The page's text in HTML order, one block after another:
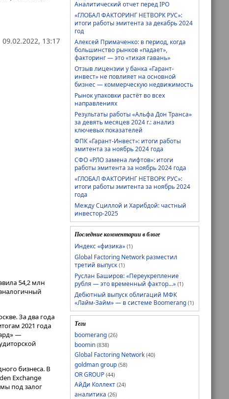
09.02.2022, 13:17
54,2 млн
За два года
2021 года
—
бизнеса. В
Exchange
под залог
Аналитический отчет перед IPO
«ГЛОБАЛ ФАКТОРИНГ НЕТВОРК РУС»:
итоги работы эмитента за декабрь 2024
год
Алексей Примаченко: в период, когда
большинство рынков «падает»,
факторинг — это «тихая гавань»
Отзыв лицензии у банка «Гарант-
инвест» не повлияет на основной
бизнес — коммерческую недвижимость
Рынок упаковки растёт во всех
направлениях
Результаты работы «Альфа Дон Транса»
за девять месяцев 2024 г.: анализ
ключевых показателей
ФПК «Гарант-Инвест»: итоги работы
эмитента за ноябрь 2024 года
СФО «РЛО замена лифтов»: итоги
работы эмитента за ноябрь 2024 года
«ГЛОБАЛ ФАКТОРИНГ НЕТВОРК РУС»:
итоги работы эмитента за ноябрь 2024
года
Между Сциллой и Харибдой: частный
инвестор-2025
Последние комментарии в блоге
Индекс «физика» (1)
Global Factoring Network разместил
третий выпуск (1)
Руслан Баширов: «Переукрепление
рубля — это временный фактор...» (1)
Дебютный выпуск облигаций МФК
«Лайм-Займ» — в системе Boomerang (1)
Теги
boomerang (26)
boomin (838)
Global Factoring Network (40)
goldman group (58)
OR GROUP (44)
АйДи Коллект (24)
аналитика (26)